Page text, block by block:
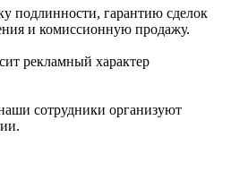
подлинности, гарантию сделок
и комиссионную продажу.
рекламный характер
сотрудники организуют